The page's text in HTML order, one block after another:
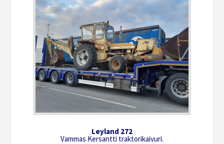
Leyland 272
Vammas Kersantti traktorikaivuri.